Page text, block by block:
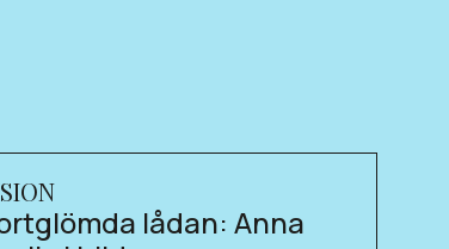
lådan: Anna